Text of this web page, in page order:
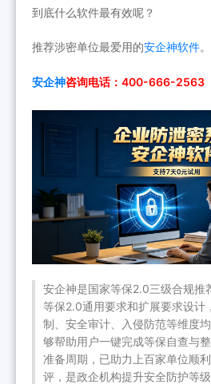
到底什么软件最有效呢？
推荐涉密单位最爱用的安企神软件。
安企神咨询电话：400-666-2563
安企神是国家等保2.0三级合规推
等保2.0通用要求和扩展要求设计
制、安全审计、入侵防范等维度
够帮助用户一键完成等保自查与
准备周期，已助力上百家单位顺
评，是政企机构提升安全防护等级